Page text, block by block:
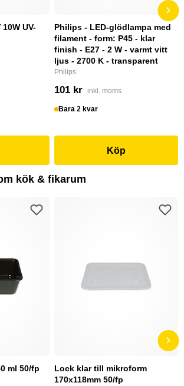
UV-
Philips - LED-glödlampa med
filament - form: P45 - klar
finish - E27 - 2 W - varmt vitt
ljus - 2700 K - transparent
Philips
101 kr inkl. moms
Bara 2 kvar
Köp
kök & fikarum
ml 50/fp
Lock klar till mikroform
170x118mm 50/fp